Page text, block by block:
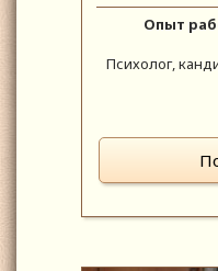
Опыт
Психолог,